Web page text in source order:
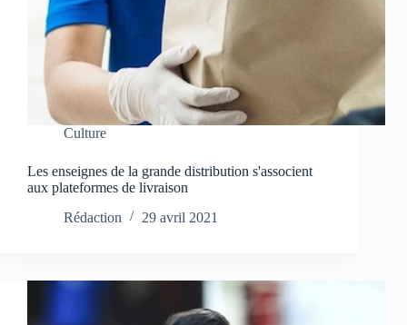
Culture
Les enseignes de la grande distribution s'associent
aux plateformes de livraison
Rédaction
29 avril 2021